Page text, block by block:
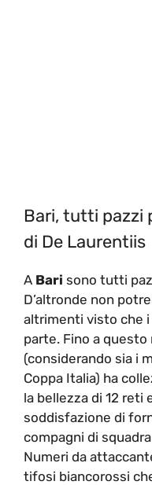
Bari, tutti pazzi
di De Laurentiis
A Bari sono tutti
D’altronde non
altrimenti visto che
parte. Fino a
(considerando sia i
Coppa Italia) ha
la bellezza di 12 reti
soddisfazione di
compagni di
Numeri da
tifosi biancorossi